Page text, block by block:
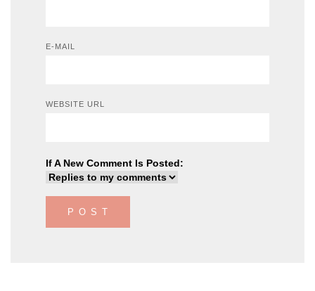
E-MAIL
WEBSITE URL
If A New Comment Is Posted: